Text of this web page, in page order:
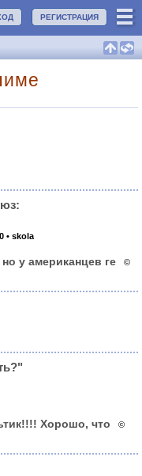
РЕГИСТРАЦИЯ
• skola
у американцев ге
©
Хорошо, что
©